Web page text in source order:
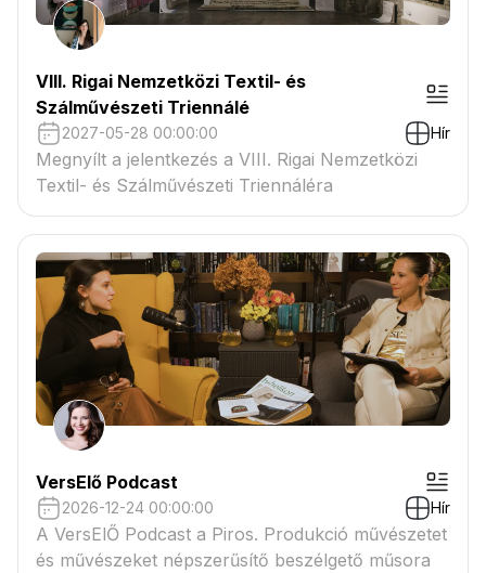
VIII. Rigai Nemzetközi Textil- és
Szálművészeti Triennálé
2027-05-28 00:00:00 Hír
Megnyílt a jelentkezés a VIII. Rigai Nemzetközi
Textil- és Szálművészeti Triennáléra
VersElő Podcast
2026-12-24 00:00:00 Hír
A VersElŐ Podcast a Piros. Produkció művészetet
és művészeket népszerűsítő beszélgető műsora